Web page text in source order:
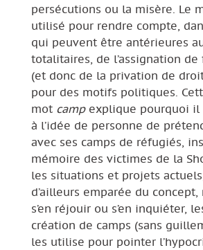
persécutions ou la misère. Le
utilisé pour rendre compte,
qui peuvent être antérieures
totalitaires, de l’assignation
(et donc de la privation de
pour des motifs politiques.
mot camp explique pourquoi il
à l’idée de personne de
avec ses camps de réfugiés,
mémoire des victimes de la
les situations et projets
d’ailleurs emparée du
s’en réjouir ou s’en inquiéter,
création de camps (sans
les utilise pour pointer